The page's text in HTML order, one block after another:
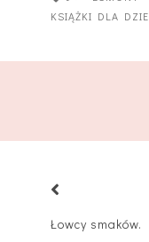
KSIĄŻKI DLA
Łowcy smaków.